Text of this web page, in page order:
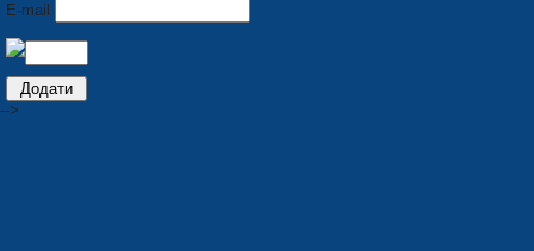
E-mail
-->